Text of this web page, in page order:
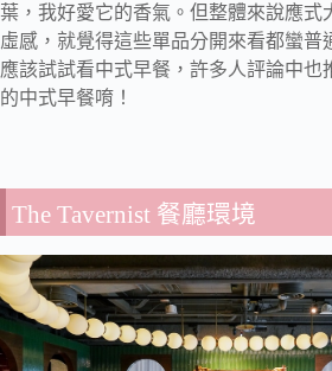
葉，我好愛它的香氣。但整體來說應式
虛感，就覺得這些單品分開來看都蠻普
應該試試看中式早餐，許多人評論中也
的中式早餐唷！
The Tavernist 餐廳環境